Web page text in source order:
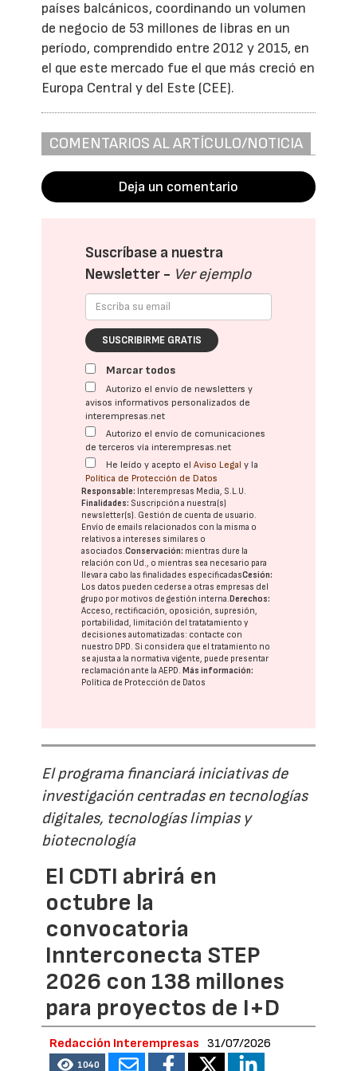
países balcánicos, coordinando un volumen
de negocio de 53 millones de libras en un
período, comprendido entre 2012 y 2015, en
el que este mercado fue el que más creció en
Europa Central y del Este (CEE).
COMENTARIOS AL ARTÍCULO/NOTICIA
Deja un comentario
Suscríbase a nuestra
Newsletter - Ver ejemplo
SUSCRIBIRME GRATIS
Marcar todos
Autorizo el envío de newsletters y
avisos informativos personalizados de
interempresas.net
Autorizo el envío de comunicaciones
de terceros vía interempresas.net
He leído y acepto elAviso Legal y la
Política de Protección de Datos
Responsable: Interempresas Media, S.L.U.
Finalidades: Suscripción a nuestra(s)
newsletter(s). Gestión de cuenta de usuario.
Envío de emails relacionados con la misma o
relativos a intereses similares o
asociados.Conservación: mientras dure la
relación con Ud., o mientras sea necesario para
llevar a cabo las finalidades especificadasCesión:
Los datos pueden cederse a otras empresas del
grupo por motivos de gestión interna.Derechos:
Acceso, rectificación, oposición, supresión,
portabilidad, limitación del tratatamiento y
decisiones automatizadas: contacte con
nuestro DPD. Si considera que el tratamiento no
se ajusta a la normativa vigente, puede presentar
reclamación ante laAEPD.Más información:
Política de Protección de Datos
El programa financiará iniciativas de
investigación centradas en tecnologías
digitales, tecnologías limpias y
biotecnología
El CDTI abrirá en
octubre la
convocatoria
Innterconecta STEP
2026 con 138 millones
para proyectos de I+D
Redacción Interempresas 31/07/2026
1040